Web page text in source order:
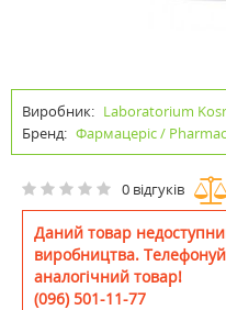
Виробник: Laboratorium
Бренд: Фармацеріс /
0 відгуків
Даний товар
виробництва.
аналогічний товар!
(096) 501-11-77